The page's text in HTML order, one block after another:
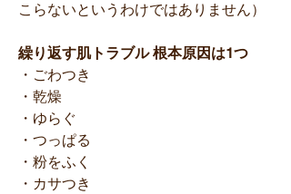
こらないというわけではありません）
繰り返す肌トラブル 根本原因は1つ
・ごわつき
・乾燥
・ゆらぐ
・つっぱる
・粉をふく
・カサつき